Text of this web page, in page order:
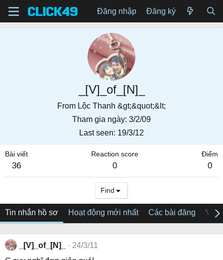
Đăng nhập Đăng ký
_[V]_of_[N]_
From Lộc Thanh &gt;&quot;&lt;
Tham gia ngày 3/2/09
Last seen 19/3/12
Bài viết
36
Reaction score
0
Điểm
0
Find
Tin nhắn hồ sơ Hoạt động mới nhất Các bài đăng Về
_[V]_of_[N]_
24/3/11